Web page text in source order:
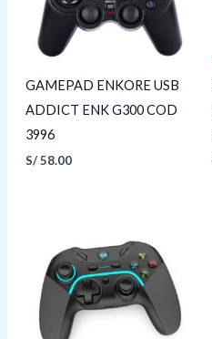
GAMEPAD ENKORE USB
ADDICT ENK G300 COD
3996
S/58.00